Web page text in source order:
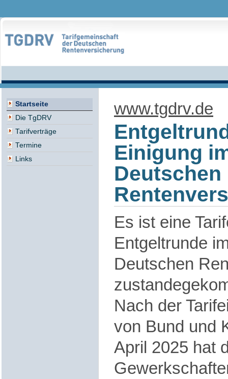
Startseite
Die TgDRV
Tarifverträge
Termine
Links
www.tgdrv.de
Einigung
Deutschen
Es ist eine
Entgeltrunde
Deutschen
Nach der
von Bund und
April 2025 hat